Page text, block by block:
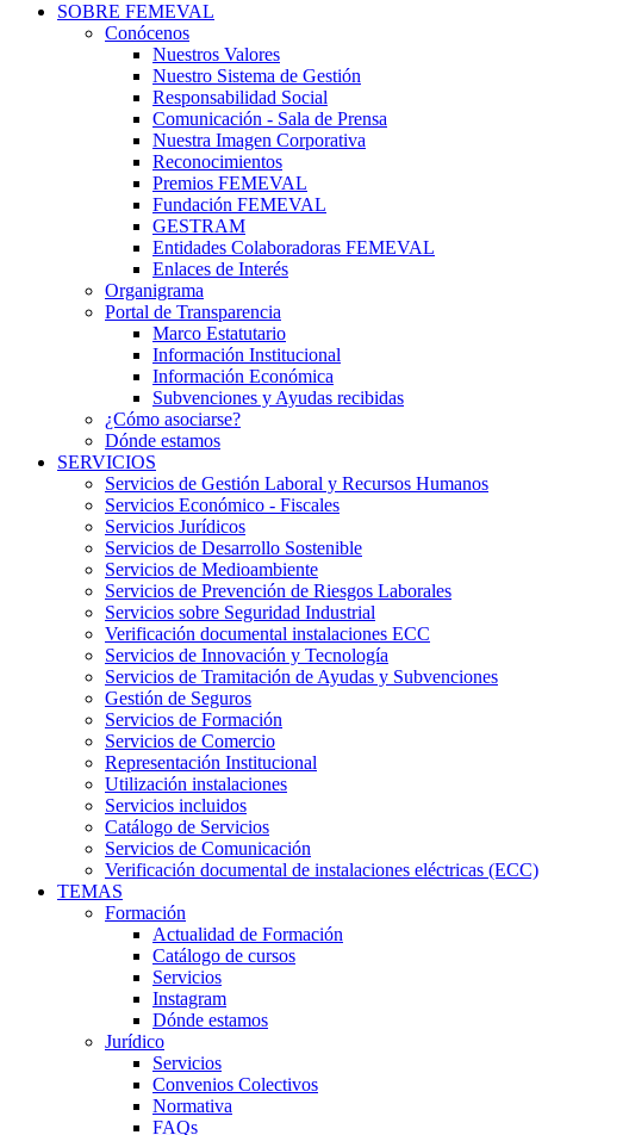
SOBRE FEMEVAL
Conócenos
Nuestros Valores
Nuestro Sistema de Gestión
Responsabilidad Social
Comunicación - Sala de Prensa
Nuestra Imagen Corporativa
Reconocimientos
Premios FEMEVAL
Fundación FEMEVAL
GESTRAM
Entidades Colaboradoras FEMEVAL
Enlaces de Interés
Organigrama
Portal de Transparencia
Marco Estatutario
Información Institucional
Información Económica
Subvenciones y Ayudas recibidas
¿Cómo asociarse?
Dónde estamos
SERVICIOS
Servicios de Gestión Laboral y Recursos Humanos
Servicios Económico - Fiscales
Servicios Jurídicos
Servicios de Desarrollo Sostenible
Servicios de Medioambiente
Servicios de Prevención de Riesgos Laborales
Servicios sobre Seguridad Industrial
Verificación documental instalaciones ECC
Servicios de Innovación y Tecnología
Servicios de Tramitación de Ayudas y Subvenciones
Gestión de Seguros
Servicios de Formación
Servicios de Comercio
Representación Institucional
Utilización instalaciones
Servicios incluidos
Catálogo de Servicios
Servicios de Comunicación
Verificación documental de instalaciones eléctricas (ECC)
TEMAS
Formación
Actualidad de Formación
Catálogo de cursos
Servicios
Instagram
Dónde estamos
Jurídico
Servicios
Convenios Colectivos
Normativa
FAQs